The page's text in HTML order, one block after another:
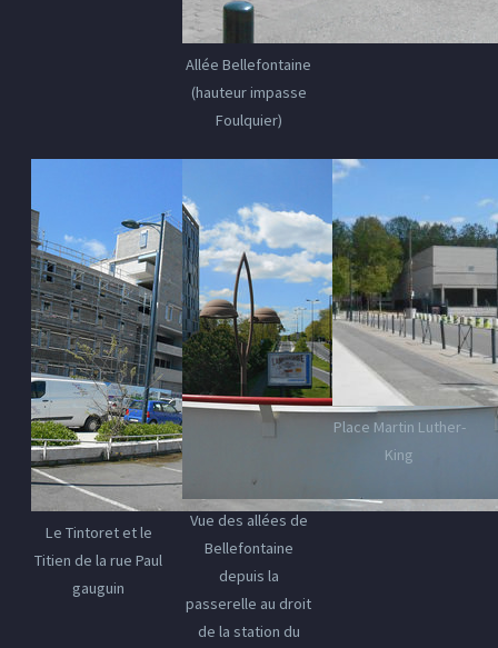
Allée Bellefontaine
(hauteur impasse
Foulquier)
Le Tintoret et le
Titien de la rue Paul
gauguin
Vue des allées de
Bellefontaine
depuis la
passerelle au droit
de la station du
Place Martin Luther-
King